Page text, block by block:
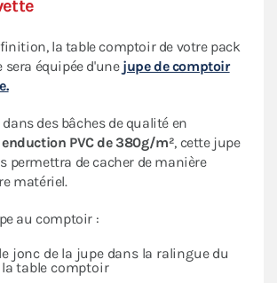
la table comptoir de votre pack
équipée d'une jupe de comptoir
des bâches de qualité en
PVC de 380g/m², cette jupe
permettra de cacher de manière
matériel.
au comptoir :
jonc de la jupe dans la ralingue du
table comptoir